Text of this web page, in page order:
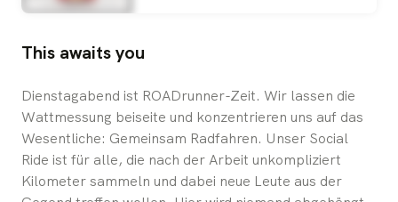
This awaits you
Dienstagabend ist ROADrunner-Zeit. Wir lassen die
Wattmessung beiseite und konzentrieren uns auf das
Wesentliche: Gemeinsam Radfahren. Unser Social
Ride ist für alle, die nach der Arbeit unkompliziert
Kilometer sammeln und dabei neue Leute aus der